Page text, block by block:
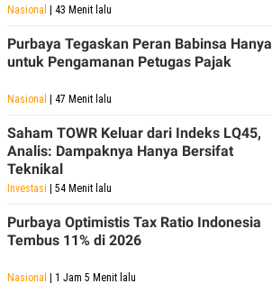
PEDOMAN
SIBER
PRIVACY
Nasional | 43 Menit lalu
Purbaya Tegaskan Peran Babinsa Hanya
untuk Pengamanan Petugas Pajak
Nasional | 47 Menit lalu
Saham TOWR Keluar dari Indeks LQ45,
Analis: Dampaknya Hanya Bersifat
Teknikal
Investasi | 54 Menit lalu
Purbaya Optimistis Tax Ratio Indonesia
Tembus 11% di 2026
Nasional | 1 Jam 5 Menit lalu